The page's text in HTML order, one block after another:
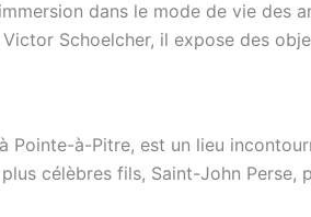
dans le mode de vie des
Schoelcher, il expose des
Pointe-à-Pitre, est un lieu
plus célèbres fils, Saint-John